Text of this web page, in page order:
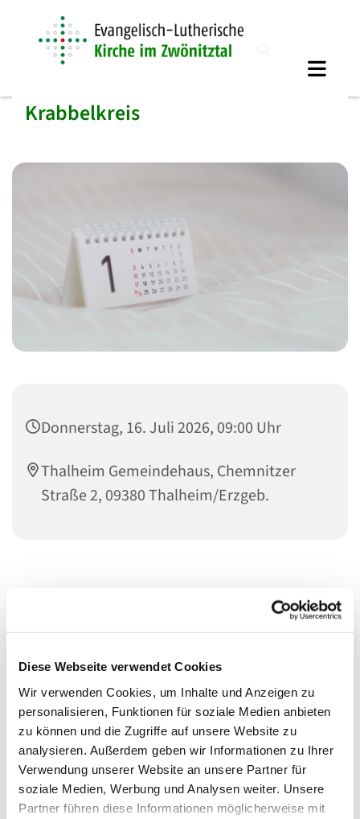
Diese Webseite verwendet Cookies
Wir verwenden Cookies, um Inhalte und Anzeigen zu
personalisieren, Funktionen für soziale Medien anbieten
zu können und die Zugriffe auf unsere Website zu
analysieren. Außerdem geben wir Informationen zu Ihrer
Verwendung unserer Website an unsere Partner für
soziale Medien, Werbung und Analysen weiter. Unsere
Partner führen diese Informationen möglicherweise mit
Krabbelkreis
Donnerstag, 16. Juli 2026, 09:00 Uhr
Thalheim Gemeindehaus, Chemnitzer
Straße 2, 09380 Thalheim/Erzgeb.